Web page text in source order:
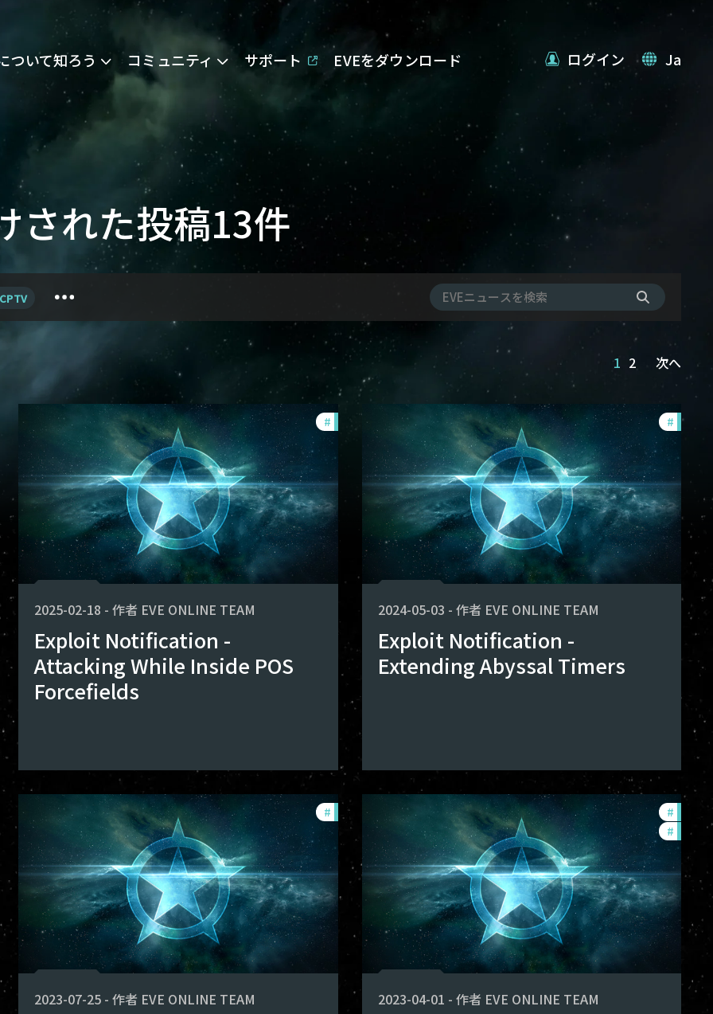
ついて知ろう コミュニティ サポート EVEをダウンロード ログイン Ja
された投稿13件
1 2 次へ
# exploits
2025-02-18 -作者 EVE ONLINE TEAM
Exploit Notification -
Attacking While Inside POS
Forcefields
#
2024-05-03 - 作者 EVE ONLINE TEAM
Exploit Notification -
Extending Abyssal Timers
# exploits
2023-07-25 -作者 EVE ONLINE TEAM
#
#
2023-04-01 - 作者 EVE ONLINE TEAM